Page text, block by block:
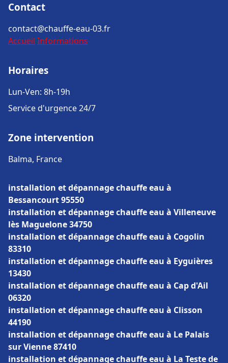
Contact
contact@chauffe-eau-03.fr
Accueil Informations
Horaires
Lun-Ven: 8h-19h
Service d'urgence 24/7
Zone intervention
Balma, France
installation et dépannage chauffe eau à
Bessancourt 95550
installation et dépannage chauffe eau à Villeneuve
lès Maguelone 34750
installation et dépannage chauffe eau à Cogolin
83310
installation et dépannage chauffe eau à Eyguières
13430
installation et dépannage chauffe eau à Cap d'Ail
06320
installation et dépannage chauffe eau à Clisson
44190
installation et dépannage chauffe eau à Le Palais
sur Vienne 87410
installation et dépannage chauffe eau à La Teste de